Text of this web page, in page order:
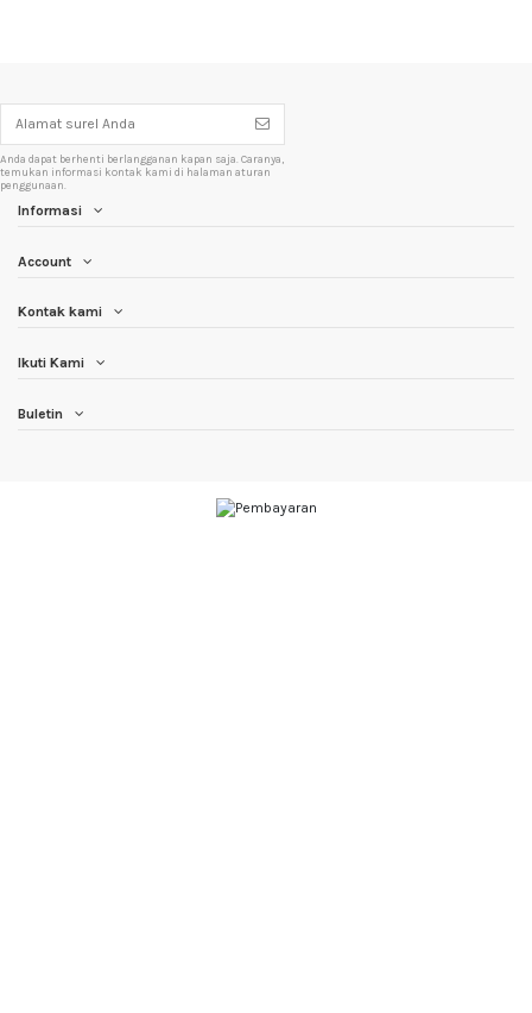
Anda dapat berhenti berlangganan kapan saja. Caranya,
temukan informasi kontak kami di halaman aturan
penggunaan.
Informasi
Account
Kontak kami
Ikuti Kami
Buletin